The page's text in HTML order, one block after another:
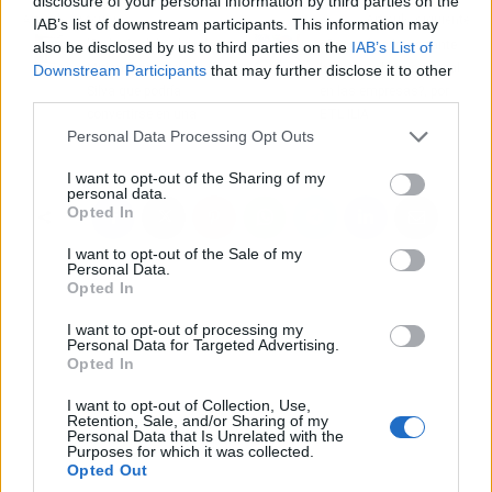
IAB’s list of downstream participants. This information may
also be disclosed by us to third parties on the IAB’s List of
Downstream Participants that may further disclose it to other
Personal Data Processing Opt Outs
I want to opt-out of the Sharing of my
personal data.
Opted In
I want to opt-out of the Sale of my
Personal Data.
Opted In
I want to opt-out of processing my
Personal Data for Targeted Advertising.
Opted In
I want to opt-out of Collection, Use,
Retention, Sale, and/or Sharing of my
Personal Data that Is Unrelated with the
Purposes for which it was collected.
Opted Out
Artículo anterior
'De brujas', la obra de
Mirian Luiza Pereira da
película
Artículo siguiente
¿Por qué es importante
hacer un chequeo fiscal